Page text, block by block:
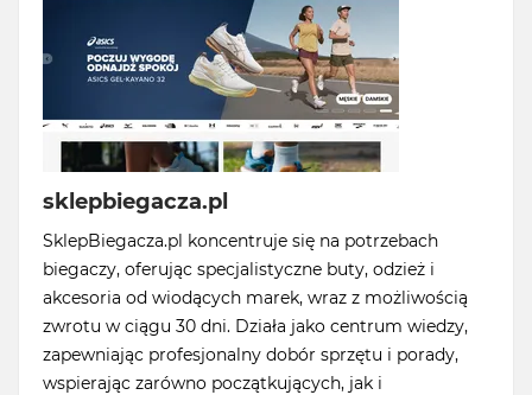
sklepbiegacza.pl
SklepBiegacza.pl koncentruje się na potrzebach
biegaczy, oferując specjalistyczne buty, odzież i
akcesoria od wiodących marek, wraz z możliwością
zwrotu w ciągu 30 dni. Działa jako centrum wiedzy,
zapewniając profesjonalny dobór sprzętu i porady,
wspierając zarówno początkujących, jak i